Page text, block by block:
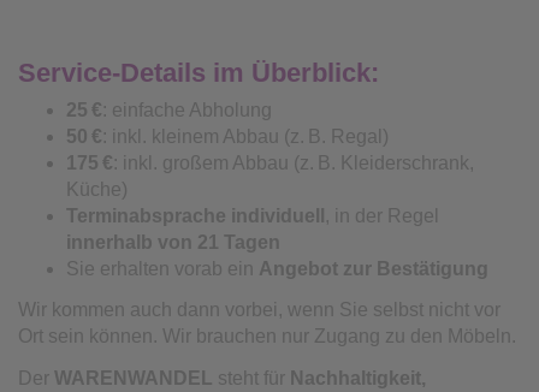
Service-Details im Überblick:
25 €: einfache Abholung
50 €: inkl. kleinem Abbau (z. B. Regal)
175 €: inkl. großem Abbau (z. B. Kleiderschrank,
Küche)
Terminabsprache individuell
, in der Regel
innerhalb von 21 Tagen
Sie erhalten vorab ein Angebot zur Bestätigung
Wir kommen auch dann vorbei, wenn Sie selbst nicht vor
Ort sein können. Wir brauchen nur Zugang zu den Möbeln.
Der WARENWANDEL steht für Nachhaltigkeit,